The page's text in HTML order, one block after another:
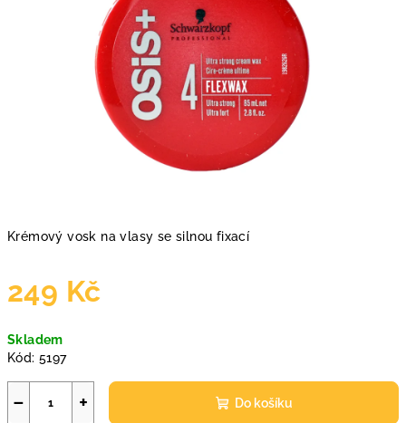
Krémový vosk na vlasy se silnou fixací
249 Kč
cena:
Skladem
Kód: 5197
+
− Do košíku